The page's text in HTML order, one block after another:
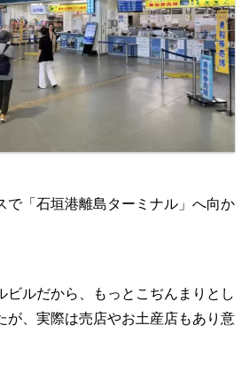
「石垣港離島ターミナル」へ向か
ビルだから、もっとこぢんまりとし
が、実際は売店やお土産店もあり意